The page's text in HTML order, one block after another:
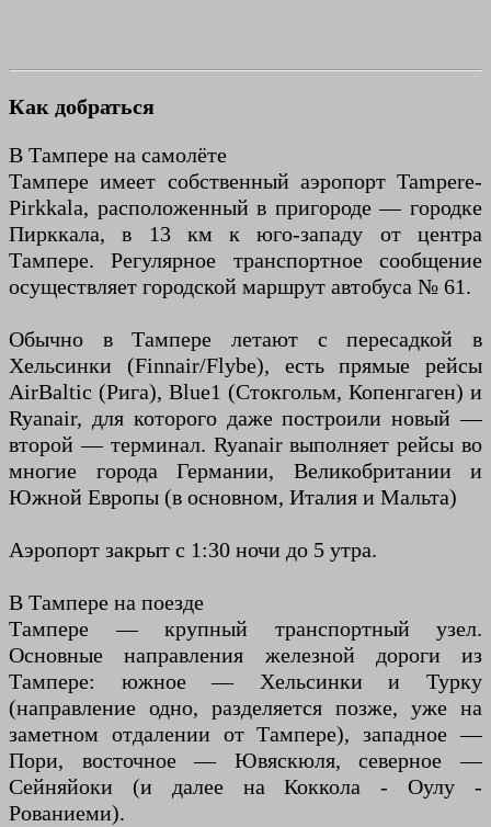
Как добраться
В Тампере на самолёте
Тампере имеет собственный аэропорт Tampere-
Pirkkala, расположенный в пригороде — городке
Пирккала, в 13 км к юго-западу от центра
Тампере. Регулярное транспортное сообщение
осуществляет городской маршрут автобуса № 61.
Обычно в Тампере летают с пересадкой в
Хельсинки (Finnair/Flybe), есть прямые рейсы
AirBaltic (Рига), Blue1 (Стокгольм, Копенгаген) и
Ryanair, для которого даже построили новый —
второй — терминал. Ryanair выполняет рейсы во
многие города Германии, Великобритании и
Южной Европы (в основном, Италия и Мальта)
Аэропорт закрыт с 1:30 ночи до 5 утра.
В Тампере на поезде
Тампере — крупный транспортный узел.
Основные направления железной дороги из
Тампере: южное — Хельсинки и Турку
(направление одно, разделяется позже, уже на
заметном отдалении от Тампере), западное —
Пори, восточное — Ювяскюля, северное —
Сейняйоки (и далее на Коккола - Оулу -
Рованиеми).